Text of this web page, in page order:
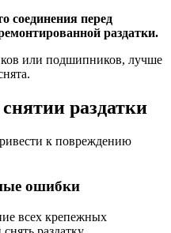
соединения перед
раздатки.
или подшипников, лучше
раздатки
к повреждению
ошибки
всех крепежных